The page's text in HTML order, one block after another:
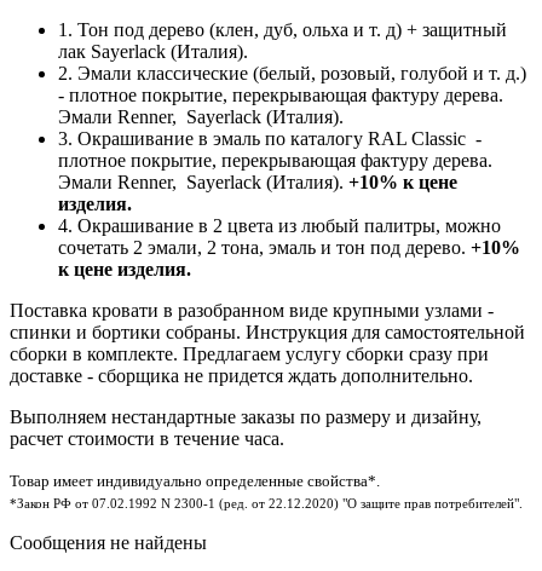
1. Тон под дерево (клен, дуб, ольха и т. д) + защитный
лак Sayerlack (Италия).
2. Эмали классические (белый, розовый, голубой и т. д.)
- плотное покрытие, перекрывающая фактуру дерева.
Эмали Renner, Sayerlack (Италия).
3. Окрашивание в эмаль по каталогу RAL Classic -
плотное покрытие, перекрывающая фактуру дерева.
Эмали Renner, Sayerlack (Италия). +10% к цене
изделия.
4. Окрашивание в 2 цвета из любый палитры, можно
сочетать 2 эмали, 2 тона, эмаль и тон под дерево. +10%
к цене изделия.
Поставка кровати в разобранном виде крупными узлами -
спинки и бортики собраны. Инструкция для самостоятельной
сборки в комплекте. Предлагаем услугу сборки сразу при
доставке - сборщика не придется ждать дополнительно.
Выполняем нестандартные заказы по размеру и дизайну,
расчет стоимости в течение часа.
Товар имеет индивидуально определенные свойства*.
*Закон РФ от 07.02.1992 N 2300-1 (ред. от 22.12.2020) "О защите прав потребителей".
Сообщения не найдены